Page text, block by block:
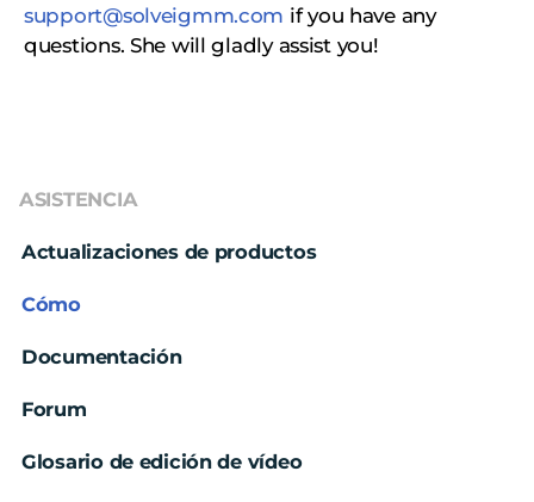
support@solveigmm.com if you have any
questions. She will gladly assist you!
ASISTENCIA
Actualizaciones de productos
Cómo
Documentación
Forum
Glosario de edición de vídeo